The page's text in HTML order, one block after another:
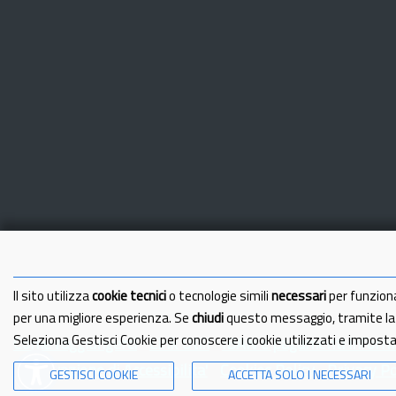
Come raggiungerci Link Utili
IBAN e pagamenti
Dichiarazione di Accessibilita'
Cookies Policy Privacy
Il sito utilizza cookie tecnici o tecnologie simili necessari per
per una migliore esperienza. Se chiudi questo messaggio, tramite
Seleziona Gestisci Cookie per conoscere i cookie utilizzati e
GESTISCI COOKIE ACCETTA SOLO I NECESSARI